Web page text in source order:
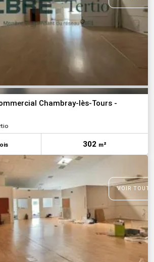
Chambray-lès-Tours -
302 m²
VOIR